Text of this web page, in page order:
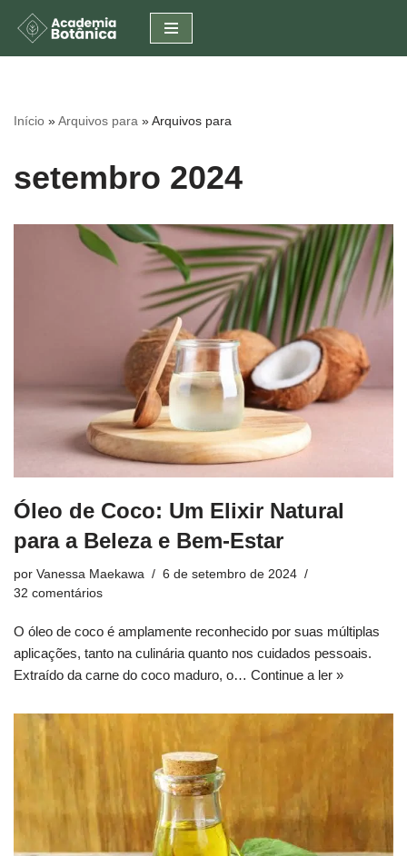
Pular
conteúdo
Início »Arquivos para »Arquivos para
setembro 2024
Óleo de Coco: Um Elixir Natural
para a Beleza e Bem-Estar
por Vanessa Maekawa
6 de setembro de 2024
32 comentários
O óleo de coco é amplamente reconhecido por suas múltiplas
aplicações, tanto na culinária quanto nos cuidados pessoais.
Extraído da carne do coco maduro, o… Continue a ler »